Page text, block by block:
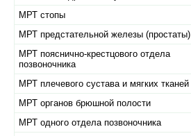
МРТ стопы
МРТ предстательной железы (простаты)
МРТ пояснично-крестцового отдела
позвоночника
МРТ плечевого сустава и мягких тканей
МРТ органов брюшной полости
МРТ одного отдела позвоночника